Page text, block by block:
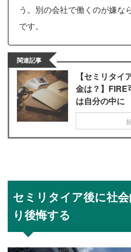
う。別の会社で働くのが嫌な
です。
関連記事
【セミリタイ
金は？】FIRE
は自分の中に
セミリタイア後に社
り後悔する